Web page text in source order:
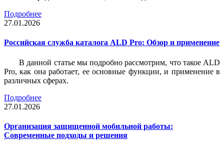
Подробнее
27.01.2026
Российская служба каталога ALD Pro: Обзор и применение
В данной статье мы подробно рассмотрим, что такое ALD
Pro, как она работает, ее основные функции, и применение в
различных сферах.
Подробнее
27.01.2026
Организация защищенной мобильной работы:
Современные подходы и решения